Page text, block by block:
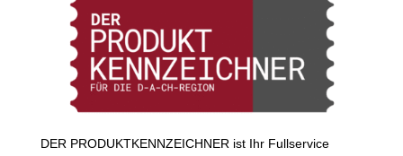
DER PRODUKTKENNZEICHNER ist Ihr Fullservice